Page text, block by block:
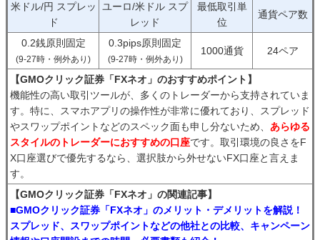
米ドル/円 スプレッ
ド
ユーロ/米ドル スプ
レッド
最低取引単
位
通貨ペア数
0.2銭原則固定
(9-27時・例外あり)
0.3pips原則固定
(9-27時・例外あり)
1000通貨 24ペア
【GMOクリック証券「FXネオ」のおすすめポイント】
機能性の高い取引ツールが、多くのトレーダーから支持されていま
す。特に、スマホアプリの操作性が非常に優れており、スプレッド
やスワップポイントなどのスペック面も申し分ないため、 あらゆる
スタイルのトレーダーにおすすめの口座です。取引環境の良さをF
X口座選びで優先するなら、選択肢から外せないFX口座と言えま
す。
【GMOクリック証券「FXネオ」の関連記事】
■GMOクリック証券「FXネオ」のメリット・デメリットを解説！
スプレッド、スワップポイントなどの他社との比較、キャンペーン